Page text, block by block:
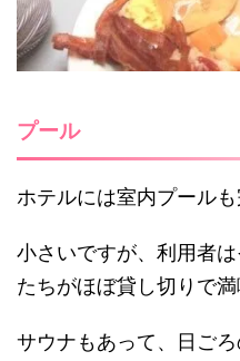
プール
ホテルには室内プールも
小さいですが、利用者
たちがほぼ貸し切りで満
サウナもあって、日ご